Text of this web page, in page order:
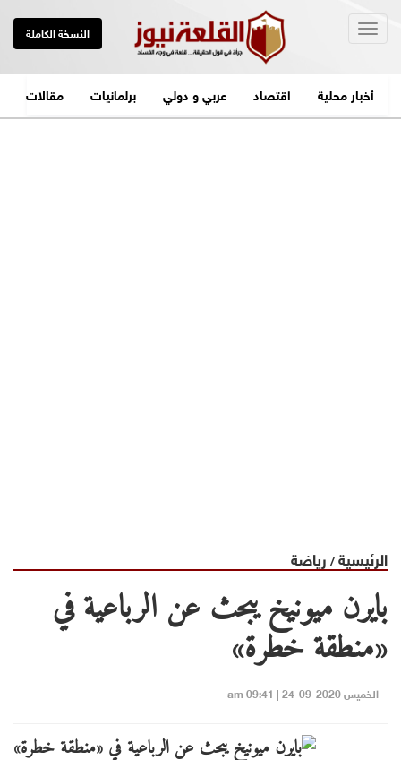
النسخة الكاملة
أخبار محلية اقتصاد عربي و دولي برلمانيات مقالات
الرئيسية/ رياضة
بايرن ميونيخ يبحث عن الرباعية في
«منطقة خطرة»
الخميس 2020-09-24 | 09:41 am